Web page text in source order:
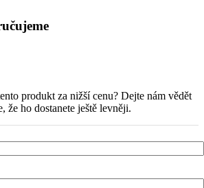
produkt za nižší cenu? Dejte nám vědět
že ho dostanete ještě levněji.